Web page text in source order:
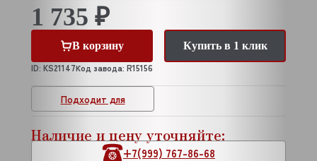
Подходит для
1 735 ₽
В корзину
Купить в 1 клик
ID: KS21147Код завода: R15156
Наличие и цену уточняйте:
+7(999) 767-86-68